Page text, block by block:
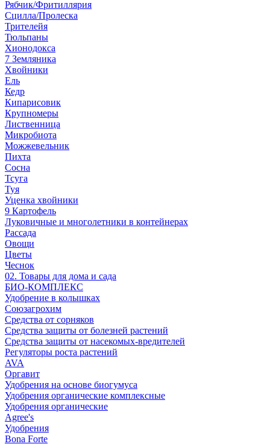
Рябчик/Фритиллярия
Сцилла/Пролеска
Трителейя
Тюльпаны
Хионодокса
7 Земляника
Хвойники
Ель
Кедр
Кипарисовик
Крупномеры
Лиственница
Микробиота
Можжевельник
Пихта
Сосна
Тсуга
Туя
Уценка хвойники
9 Картофель
Луковичные и многолетники в контейнерах
Рассада
Овощи
Цветы
Чеснок
02. Товары для дома и сада
БИО-КОМПЛЕКС
Удобрение в колышках
Союзагрохим
Средства от сорняков
Средства защиты от болезней растений
Средства защиты от насекомых-вредителей
Регуляторы роста растений
AVA
Оргавит
Удобрения на основе биогумуса
Удобрения органические комплексные
Удобрения органические
Agree's
Удобрения
Bona Forte